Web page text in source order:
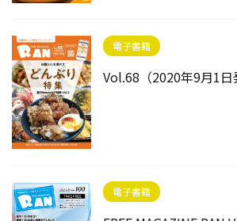
電子書籍
Vol.68（2020年9月1日
電子書籍